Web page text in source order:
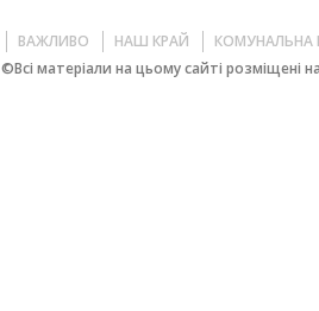
ВАЖЛИВО НАШ КРАЙ
КОМУНАЛЬНА
©Всі матеріали на цьому сайті розміщені